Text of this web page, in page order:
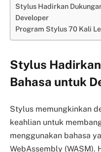
Stylus Hadirkan
Developer
Program Stylus 70 Kali
Stylus
Bahasa untuk
Stylus memungkinkan
keahlian untuk
menggunakan bahasa
WebAssembly (WASM).